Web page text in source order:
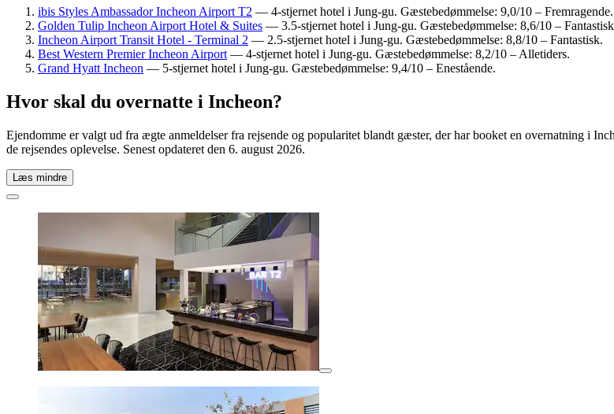
ibis Styles Ambassador Incheon Airport T2 — 4-stjernet hotel i Jung-gu. Gæstebedømmelse: 9,0/10 – Fremragende.
Golden Tulip Incheon Airport Hotel & Suites — 3.5-stjernet hotel i Jung-gu. Gæstebedømmelse: 8,6/10 –
Incheon Airport Transit Hotel - Terminal 2 — 2.5-stjernet hotel i Jung-gu. Gæstebedømmelse: 8,8/10 – Fantastisk.
Best Western Premier Incheon Airport — 4-stjernet hotel i Jung-gu. Gæstebedømmelse: 8,2/10 – Alletiders.
Grand Hyatt Incheon — 5-stjernet hotel i Jung-gu. Gæstebedømmelse: 9,4/10 – Enestående.
Hvor skal du overnatte i Incheon?
Ejendomme er valgt ud fra ægte anmeldelser fra rejsende og popularitet blandt gæster, der har booket en overnatning i
de rejsendes oplevelse. Senest opdateret den 6. august 2026.
Læs mindre